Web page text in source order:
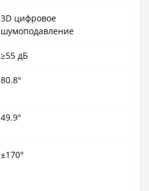
3D цифровое
шумоподавление
≥55 дБ
80.8°
49.9°
±170°